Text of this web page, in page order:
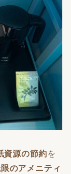
資源の節約を
のアメニティ